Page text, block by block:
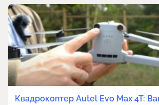
Квадрокоптер Autel Evo Max 4T: